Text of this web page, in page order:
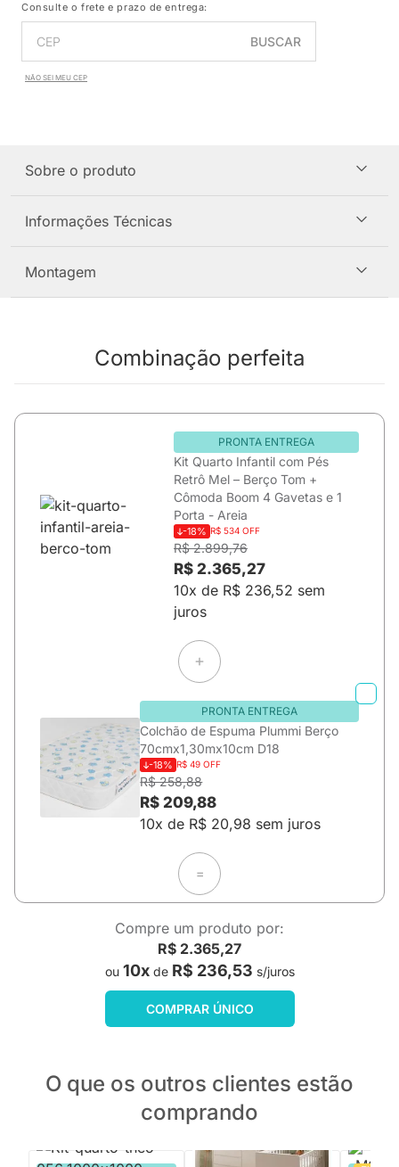
Consulte o frete e prazo de entrega:
BUSCAR
NÃO SEI MEU CEP
Sobre o produto
Informações Técnicas
Montagem
Combinação perfeita
PRONTA ENTREGA
Kit Quarto Infantil com Pés
Retrô Mel – Berço Tom +
Cômoda Boom 4 Gavetas e 1
Porta - Areia
-18% R$ 534 OFF
R$ 2.899,76
R$ 2.365,27
10x de R$ 236,52 sem
juros
PRONTA ENTREGA
Colchão de Espuma Plummi Berço
70cmx1,30mx10cm D18
-18% R$ 49 OFF
R$ 258,88
R$ 209,88
10x de R$ 20,98 sem juros
=
Compre um produto por:
R$ 2.365,27
ou 10xde R$ 236,53 s/juros
COMPRAR ÚNICO
O que os outros clientes estão
comprando